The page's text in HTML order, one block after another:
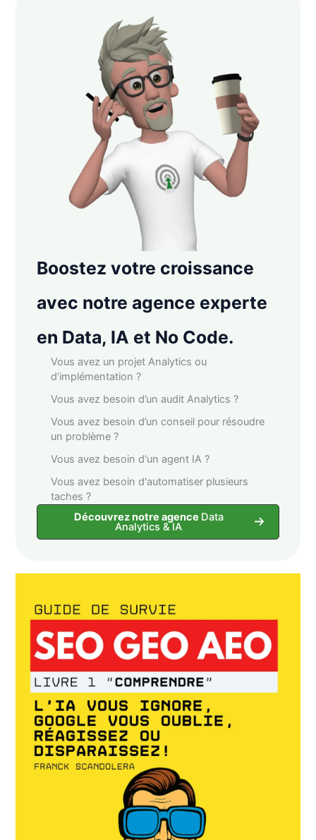
Boostez votre croissance
avec notre agence experte
en Data, IA et No Code.
Vous avez un projet Analytics ou
d’implémentation ?
Vous avez besoin d’un audit Analytics ?
Vous avez besoin d’un conseil pour résoudre
un problème ?
Vous avez besoin d'un agent IA ?
Vous avez besoin d'automatiser plusieurs
taches ?
Découvrez notre agence Data
Analytics & IA